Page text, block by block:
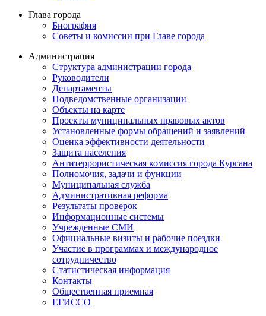
Глава города
Биография
Советы и комиссии при Главе города
Администрация
Структура администрации города
Руководители
Департаменты
Подведомственные организации
Объекты на карте
Проекты муниципальных правовых актов
Установленные формы обращений и заявлений
Оценка эффективности деятельности
Защита населения
Антитеррористическая комиссия города Кургана
Полномочия, задачи и функции
Муниципальная служба
Административная реформа
Результаты проверок
Информационные системы
Учрежденные СМИ
Официальные визиты и рабочие поездки
Участие в программах и международное
сотрудничество
Статистическая информация
Контакты
Общественная приемная
ЕГИССО